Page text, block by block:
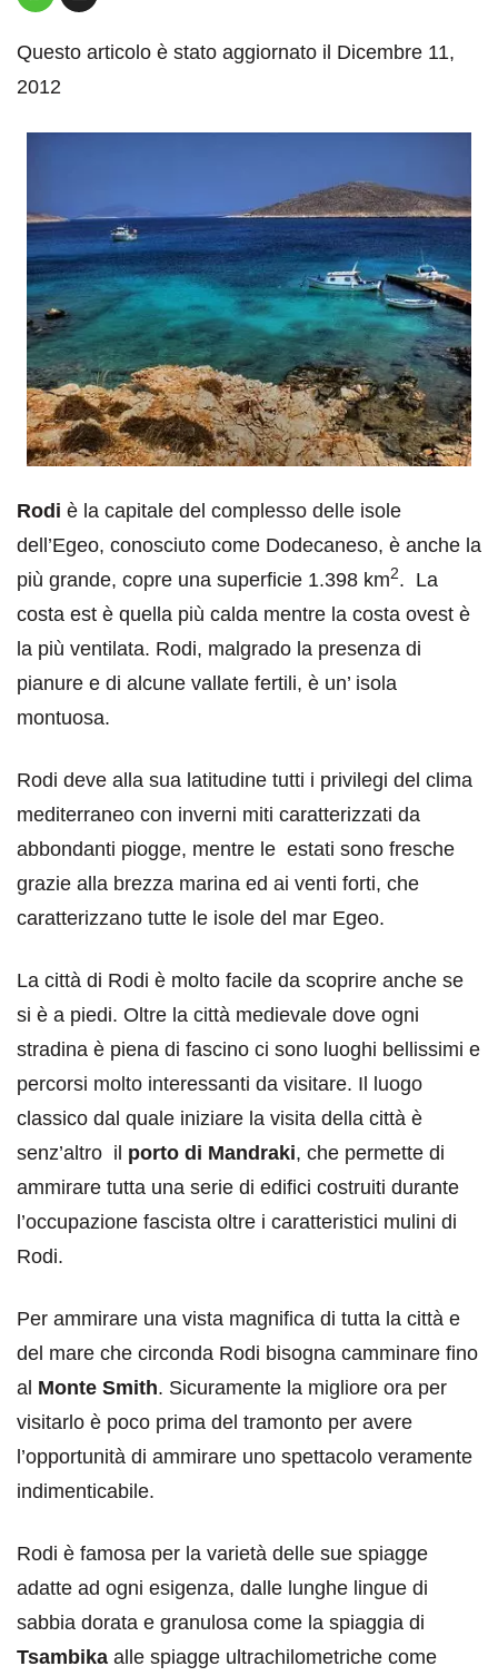
Questo articolo è stato aggiornato il Dicembre 11,
2012
Rodi è la capitale del complesso delle isole
dell’Egeo, conosciuto come Dodecaneso, è anche la
più grande, copre una superficie 1.398 km2. La
costa est è quella più calda mentre la costa ovest è
la più ventilata. Rodi, malgrado la presenza di
pianure e di alcune vallate fertili, è un’ isola
montuosa.
Rodi deve alla sua latitudine tutti i privilegi del clima
mediterraneo con inverni miti caratterizzati da
abbondanti piogge, mentre le estati sono fresche
grazie alla brezza marina ed ai venti forti, che
caratterizzano tutte le isole del mar Egeo.
La città di Rodi è molto facile da scoprire anche se
si è a piedi. Oltre la città medievale dove ogni
stradina è piena di fascino ci sono luoghi bellissimi e
percorsi molto interessanti da visitare. Il luogo
classico dal quale iniziare la visita della città è
senz’altro il porto di Mandraki, che permette di
ammirare tutta una serie di edifici costruiti durante
l’occupazione fascista oltre i caratteristici mulini di
Rodi.
Per ammirare una vista magnifica di tutta la città e
del mare che circonda Rodi bisogna camminare fino
al Monte Smith. Sicuramente la migliore ora per
visitarlo è poco prima del tramonto per avere
l’opportunità di ammirare uno spettacolo veramente
indimenticabile.
Rodi è famosa per la varietà delle sue spiagge
adatte ad ogni esigenza, dalle lunghe lingue di
sabbia dorata e granulosa come la spiaggia di
Tsambika alle spiagge ultrachilometriche come